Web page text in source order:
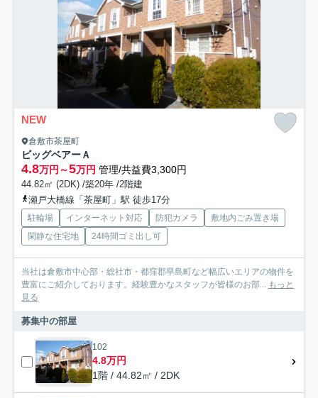
NEW
倉敷市茶屋町
ビッグベアーＡ
4.8万円～5万円 管理/共益費3,300円
44.82㎡ (2DK) /築20年 /2階建
瀬戸大橋線「茶屋町」駅 徒歩17分
駐輪場 インターネット対応 防犯カメラ
敷地内ごみ置き場
閑静な住宅地
24時間ゴミ出し可
当社は倉敷市中心部・総社市・都窪郡早島町など幅広いエリアの物件を
豊富にご紹介しております。経験豊かなスタッフが皆様のお部... もっと
見る
募集中の部屋
102
4.8万円
1階 / 44.82㎡ / 2DK